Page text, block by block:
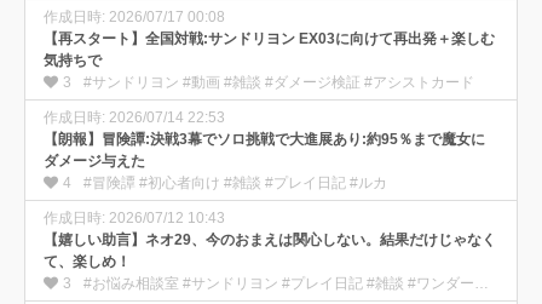
作成日時: 2026/07/17 00:08
【再スタート】全国対戦:サンドリヨン EX03に向けて再出発＋楽しむ
気持ちで
3
#サンドリヨン #動画 #雑談 #ダメージ検証 #アシストカード
作成日時: 2026/07/14 22:53
【朗報】冒険譚:決戦3幕でソロ挑戦で大進展あり:約95％まで魔女に
ダメージ与えた
4
#冒険譚 #初心者向け #雑談 #プレイ日記 #ルカ
作成日時: 2026/07/12 10:43
【嬉しい助言】ネオ29、今のおまえは関心しない。結果だけじゃなく
て、楽しめ！
3
#お悩み相談室 #サンドリヨン #プレイ日記 #雑談 #ワンダー部の使い方